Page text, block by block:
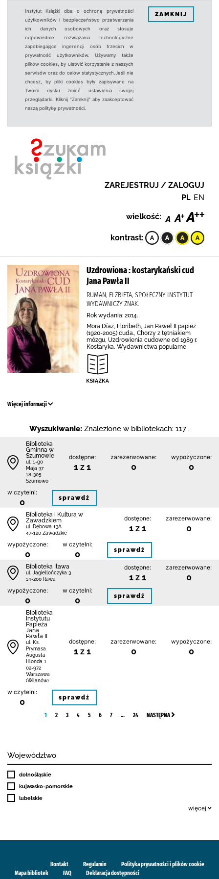
Instytut Książki dba o ochronę prywatności
użytkowników i bezpieczeństwo przetwarzania
ich danych osobowych oraz stosuje
odpowiednie rozwiązania technologiczne
zapobiegające ingerencji osób trzecich w
prywatność użytkowników. Używamy także
plików cookies, by ułatwić korzystanie z naszych
serwisów oraz do celów statystycznych.Jeśli nie
chcesz, by pliki cookies były zapisywane na
Twoim dysku zmień ustawienia swojej
przeglądarki. Kliknij "Zamknij" aby zaakceptować
naszą politykę prywatności.
ZAMKNIJ
ZAREJESTRUJ / ZALOGUJ
PL EN
wielkość:
kontrast:
Uzdrowiona : kostarykański cud
Jana Pawła II
RUMAN, ELŻBIETA, SPOŁECZNY INSTYTUT
WYDAWNICZY ZNAK.
Rok wydania: 2014.
Mora Díaz, Floribeth, Jan Paweł II papież
(1920-2005) cuda., Chorzy z tętniakiem
mózgu, Uzdrowienia cudowne od 1989 r.
Kostaryka, Wydawnictwa popularne
Więcej informacji
Wyszukiwanie: Znalezione w bibliotekach: 117 .
Biblioteka
Gminna w
Szumowie
ul. 1-go
Maja 37
18-305
Szumowo
dostępne:
1 z 1
zarezerwowane:
0
wypożyczone:
0
w czytelni:
0 sprawdź
Biblioteka i Kultura w
Zawadzkiem
ul. Dębowa 13A
47-120 Zawadzkie
dostępne:
1 z 1
zarezerwowane:
0
wypożyczone:
0
w czytelni:
0 sprawdź
Biblioteka Iława
ul. Jagiellończyka 3
14-200 Iława
dostępne:
1 z 1
zarezerwowane:
0
wypożyczone:
0
w czytelni:
0 sprawdź
Biblioteka
Instytutu
Papieża
Jana
Pawła II
ul. Ks.
Prymasa
Augusta
Hlonda 1
02-972
Warszawa
(Wilanów)
dostępne:
1 z 1
zarezerwowane:
0
wypożyczone:
0
w czytelni:
0 sprawdź
1 2 3 4 5 6 7 … 24 NASTĘPNA
Województwo
dolnośląskie
kujawsko-pomorskie
lubelskie
więcej
Kontakt Regulamin
Polityka prywatności i plików cookie
Mapa bibliotek
FAQ Deklaracja dostępności